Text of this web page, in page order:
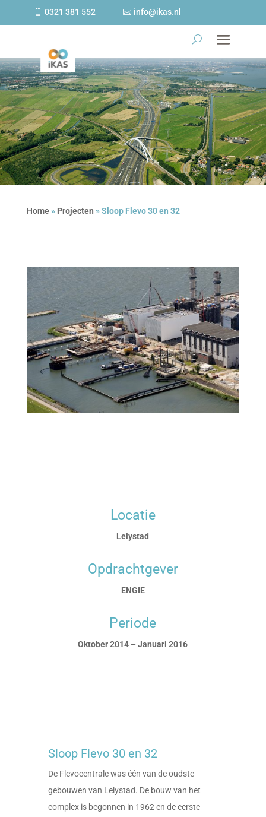
0321 381 552 info@ikas.nl
Home» Projecten »Sloop Flevo 30 en 32
Locatie
Lelystad
Opdrachtgever
ENGIE
Periode
Oktober 2014 – Januari 2016
Sloop Flevo 30 en 32
De Flevocentrale was één van de oudste
gebouwen van Lelystad. De bouw van het
complex is begonnen in 1962 en de eerste